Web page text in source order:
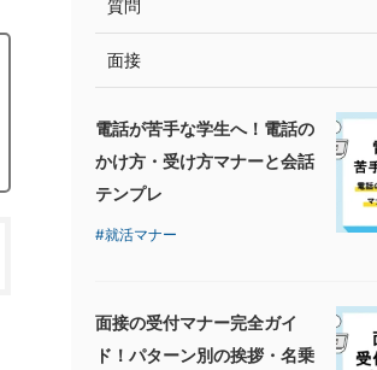
質問
面接
電話が苦手な学生へ！電話の
かけ方・受け方マナーと会話
テンプレ
就活マナー
面接の受付マナー完全ガイ
ド！パターン別の挨拶・名乗